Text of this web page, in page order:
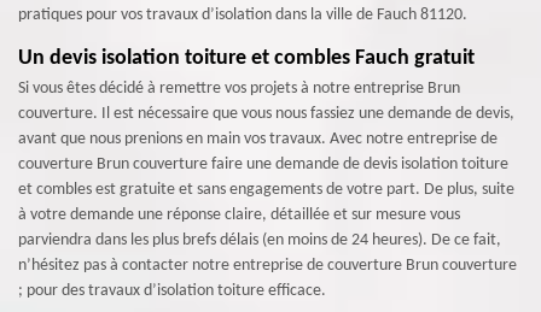
pratiques pour vos travaux d’isolation dans la ville de Fauch 81120.
Un devis isolation toiture et combles Fauch gratuit
Si vous êtes décidé à remettre vos projets à notre entreprise Brun
couverture. Il est nécessaire que vous nous fassiez une demande de devis,
avant que nous prenions en main vos travaux. Avec notre entreprise de
couverture Brun couverture faire une demande de devis isolation toiture
et combles est gratuite et sans engagements de votre part. De plus, suite
à votre demande une réponse claire, détaillée et sur mesure vous
parviendra dans les plus brefs délais (en moins de 24 heures). De ce fait,
n’hésitez pas à contacter notre entreprise de couverture Brun couverture
; pour des travaux d’isolation toiture efficace.